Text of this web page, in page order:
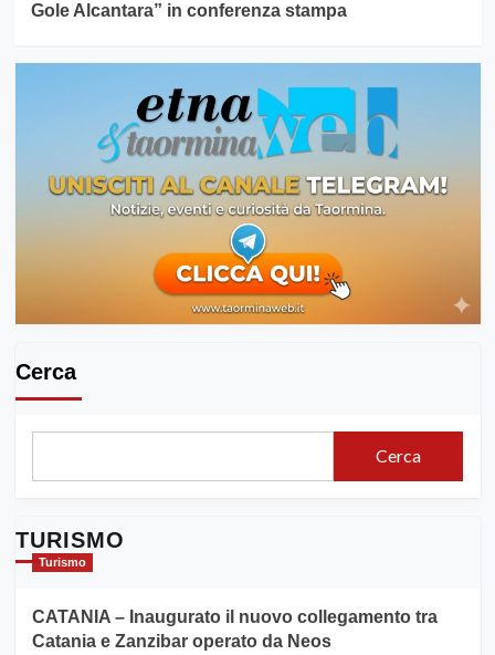
Gole Alcantara” in conferenza stampa
Cerca
Cerca
TURISMO
Turismo
CATANIA – Inaugurato il nuovo collegamento tra
Catania e Zanzibar operato da Neos